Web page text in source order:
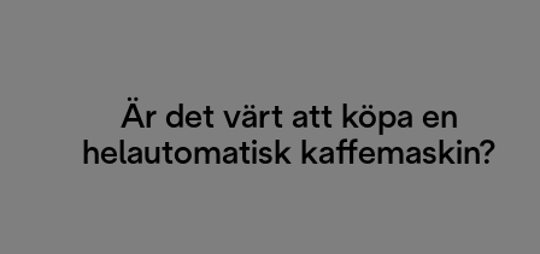
Är det värt att köpa en
helautomatisk kaffemaskin?